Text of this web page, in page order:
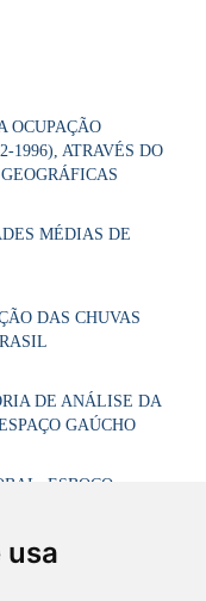
usa
OCUPAÇÃO
1996), ATRAVÉS DO
MÉDIAS DE
DAS CHUVAS
DE ANÁLISE DA
GAÚCHO
ESBOÇO